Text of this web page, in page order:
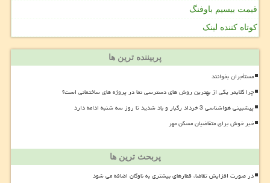
قیمت بیسیم باوفنگ
کوتاه کننده لینک
پربیننده ترین ها
مستأجران بخوانند
چرا کلایمر یکی از بهترین روش های دسترسی نما در پروژه های ساختمانی است؟
پیشبینی هواشناسی 3 خرداد رگبار و باد شدید تا روز سه شنبه ادامه دارد
خبر خوش برای متقاضیان مسکن مهر
پربحث ترین ها
در صورت افزایش تقاضا، قطارهای بیشتری به ناوگان اضافه می شود